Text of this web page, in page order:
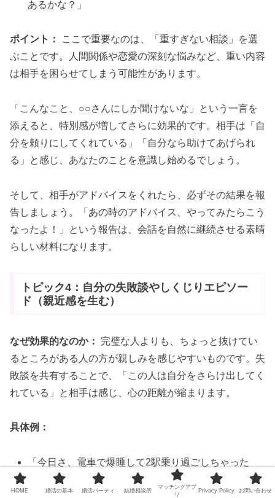
あるかな？」
ポイント：
ここで重要なのは、「重すぎない相談」を選
ぶことです。人間関係や恋愛の深刻な悩みなど、重い内容
は相手を困らせてしまう可能性があります。
「こんなこと、○○さんにしか聞けないな」という一言を
添えると、特別感が増してさらに効果的です。相手は「自
分を頼りにしてくれている」「自分なら助けてあげられ
る」と感じ、あなたのことを意識し始めるでしょう。
そして、相手がアドバイスをくれたら、必ずその結果を報
告しましょう。「あの時のアドバイス、やってみたらこう
なったよ！」という報告は、会話を自然に継続させる素晴
らしい材料になります。
トピック4：自分の失敗談やしくじりエピソー
ド（親近感を生む）
なぜ効果的なのか：
完璧な人よりも、ちょっと抜けてい
るところがある人の方が親しみを感じやすいものです。失
敗談を共有することで、「この人は自分をさらけ出してく
れている」と相手は感じ、心の距離が縮まります。
具体例：
「今日さ、電車で爆睡して2駅乗り過ごしちゃった
HOME 婚活の基本 婚活パーティ 結婚相談所
マッチングアプ
リ
Privacy Policy お問い合わせ